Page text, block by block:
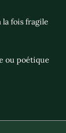
fois fragile
ou poétique